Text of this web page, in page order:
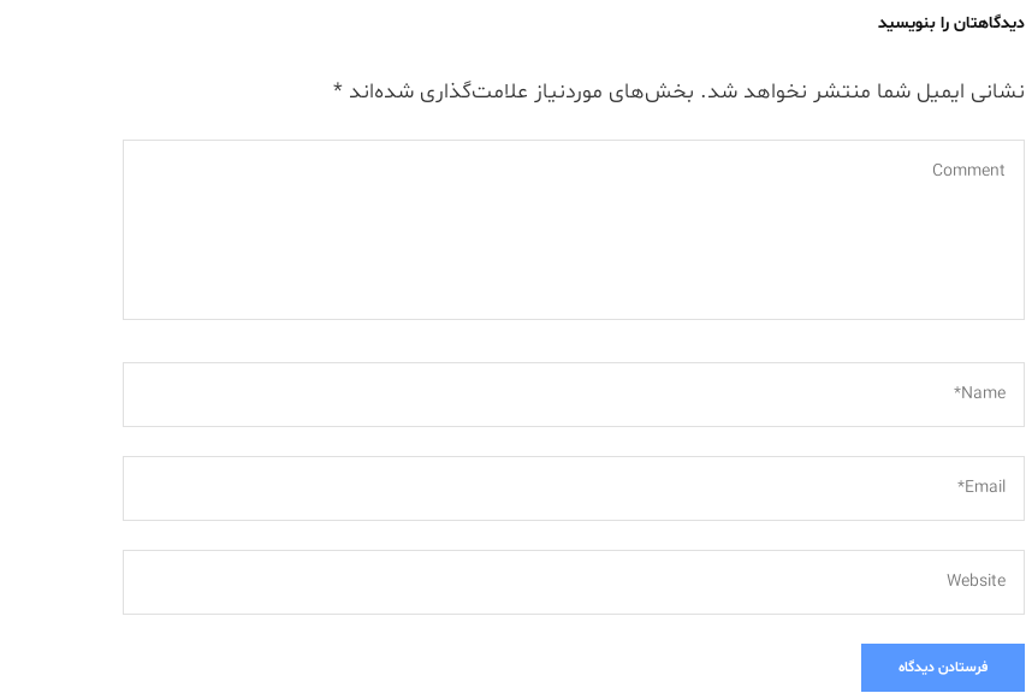
دیدگاهتان را بنویسید
نشانی ایمیل شما منتشر نخواهد شد. بخش‌های موردنیاز علامت‌گذاری شده‌اند *
Email*
Website